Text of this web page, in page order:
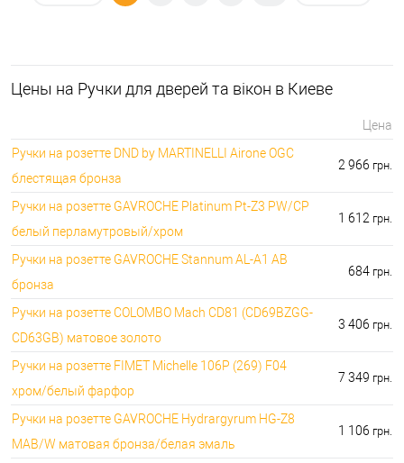
Цeны на Ручки для дверей та вікон в Киеве
Цена
Ручки на розетте DND by MARTINELLI Aironе OGC
блестящая бронза
2 966 грн.
Ручки на розетте GAVROCHE Platinum Pt-Z3 PW/CP
белый перламутровый/хром
1 612 грн.
Ручки на розетте GAVROCHE Stannum AL-A1 AB
бронза
684 грн.
Ручки на розетте COLOMBO Mach CD81 (CD69BZGG-
CD63GB) матовое золото
3 406 грн.
Ручки на розетте FIMET Michelle 106P (269) F04
хром/белый фарфор
7 349 грн.
Ручки на розетте GAVROCHE Hydrargyrum HG-Z8
MAB/W матовая бронза/белая эмаль
1 106 грн.